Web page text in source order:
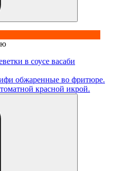
в соусе васаби
обжаренные во фритюре.
красной икрой.